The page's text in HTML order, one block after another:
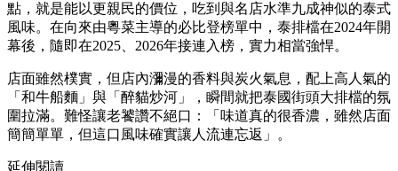
點，就是能以更親民的價位，吃到與名店水準九成神似的泰式
風味。在向來由粵菜主導的必比登榜單中，泰排檔在2024年開
幕後，隨即在2025、2026年接連入榜，實力相當強悍。
店面雖然樸實，但店內瀰漫的香料與炭火氣息，配上高人氣的
「和牛船麵」與「醉貓炒河」，瞬間就把泰國街頭大排檔的氛
圍拉滿。難怪讓老饕讚不絕口：「味道真的很香濃，雖然店面
簡簡單單，但這口風味確實讓人流連忘返」。
延伸閱讀